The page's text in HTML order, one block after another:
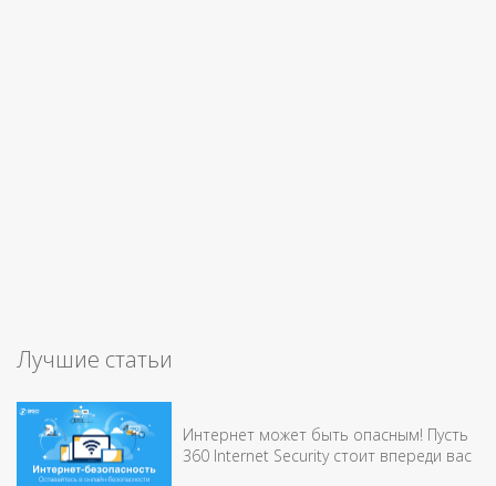
Лучшие статьи
Интернет может быть опасным! Пусть
360 Internet Security стоит впереди вас